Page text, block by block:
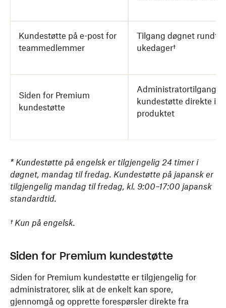
Kundestøtte på e-post for
teammedlemmer
Tilgang døgnet rundt
ukedager†
Siden for Premium
kundestøtte
Administratortilgang til
kundestøtte direkte i
produktet
* Kundestøtte på engelsk er tilgjengelig 24 timer i
døgnet, mandag til fredag. Kundestøtte på japansk er
tilgjengelig mandag til fredag, kl. 9:00–17:00 japansk
standardtid.
† Kun på engelsk.
Siden for Premium kundestøtte
Siden for Premium kundestøtte er tilgjengelig for
administratorer, slik at de enkelt kan spore,
gjennomgå og opprette forespørsler direkte fra